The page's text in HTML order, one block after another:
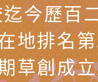
版寒假
暨魏氏五
習」之
播影（
剝削防
庭暴力暨
案例製
政府「
執行計
府家庭
今歷百
地排名
草創成